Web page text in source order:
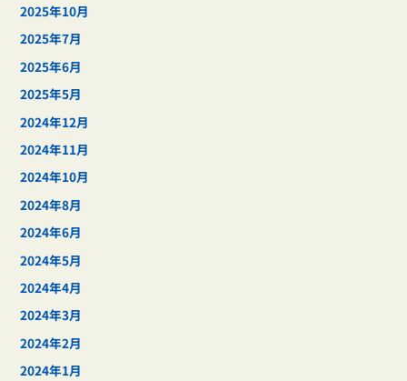
2025年10月
2025年7月
2025年6月
2025年5月
2024年12月
2024年11月
2024年10月
2024年8月
2024年6月
2024年5月
2024年4月
2024年3月
2024年2月
2024年1月